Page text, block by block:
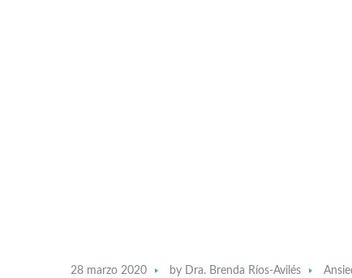
28 marzo 2020 by Dra. Brenda Ríos-Avilés